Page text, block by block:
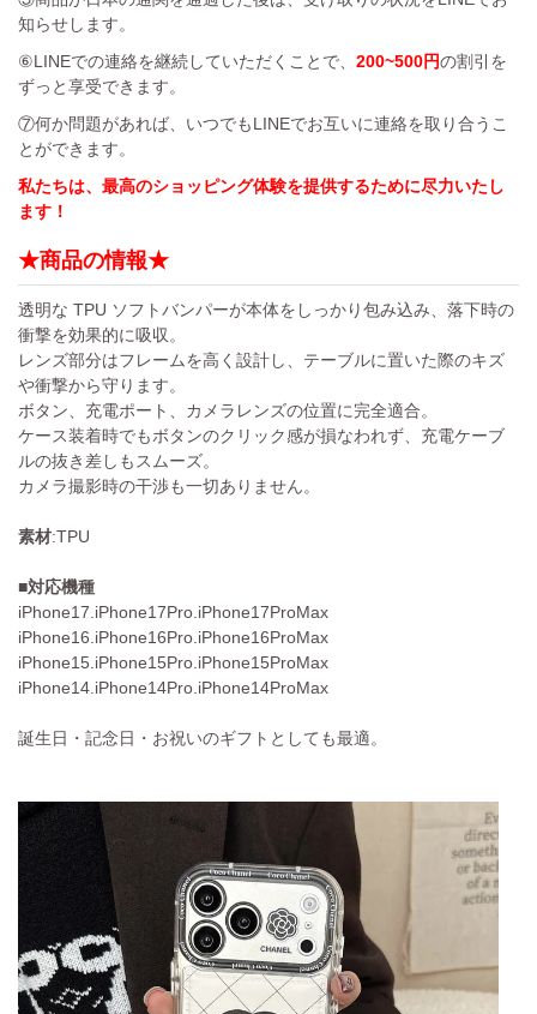
知らせします。
⑥LINEでの連絡を継続していただくことで、 200~500円の割引を
ずっと享受できます。
⑦何か問題があれば、いつでもLINEでお互いに連絡を取り合うこ
とができます。
私たちは、最高のショッピング体験を提供するために尽力いたし
ます！
★商品の情報★
透明な TPU ソフトバンパーが本体をしっかり包み込み、落下時の
衝撃を効果的に吸収。
レンズ部分はフレームを高く設計し、テーブルに置いた際のキズ
や衝撃から守ります。
ボタン、充電ポート、カメラレンズの位置に完全適合。
ケース装着時でもボタンのクリック感が損なわれず、充電ケーブ
ルの抜き差しもスムーズ。
カメラ撮影時の干渉も一切ありません。
素材:TPU
■対応機種
iPhone17.iPhone17Pro.iPhone17ProMax
iPhone16.iPhone16Pro.iPhone16ProMax
iPhone15.iPhone15Pro.iPhone15ProMax
iPhone14.iPhone14Pro.iPhone14ProMax
誕生日・記念日・お祝いのギフトとしても最適。